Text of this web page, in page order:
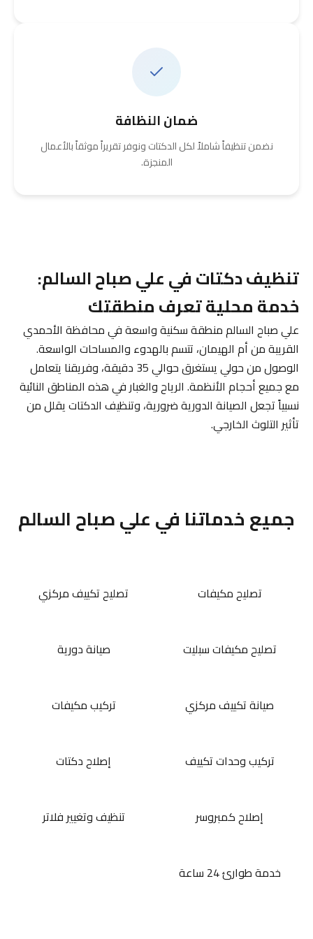
ضمان النظافة
نضمن تنظيفاً شاملاً لكل الدكتات ونوفر تقريراً موثقاً بالأعمال
المنجزة.
تنظيف دكتات في علي صباح السالم:
خدمة محلية تعرف منطقتك
علي صباح السالم منطقة سكنية واسعة في محافظة الأحمدي
القريبة من أم الهيمان، تتسم بالهدوء والمساحات الواسعة.
الوصول من حولي يستغرق حوالي 35 دقيقة، وفريقنا يتعامل
مع جميع أحجام الأنظمة. الرياح والغبار في هذه المناطق النائية
نسبياً تجعل الصيانة الدورية ضرورية، وتنظيف الدكتات يقلل من
تأثير التلوث الخارجي.
جميع خدماتنا في علي صباح السالم
تصليح مكيفات تصليح تكييف مركزي
تصليح مكيفات سبليت صيانة دورية
صيانة تكييف مركزي تركيب مكيفات
تركيب وحدات تكييف إصلاح دكتات
إصلاح كمبروسر تنظيف وتغيير فلاتر
خدمة طوارئ 24 ساعة